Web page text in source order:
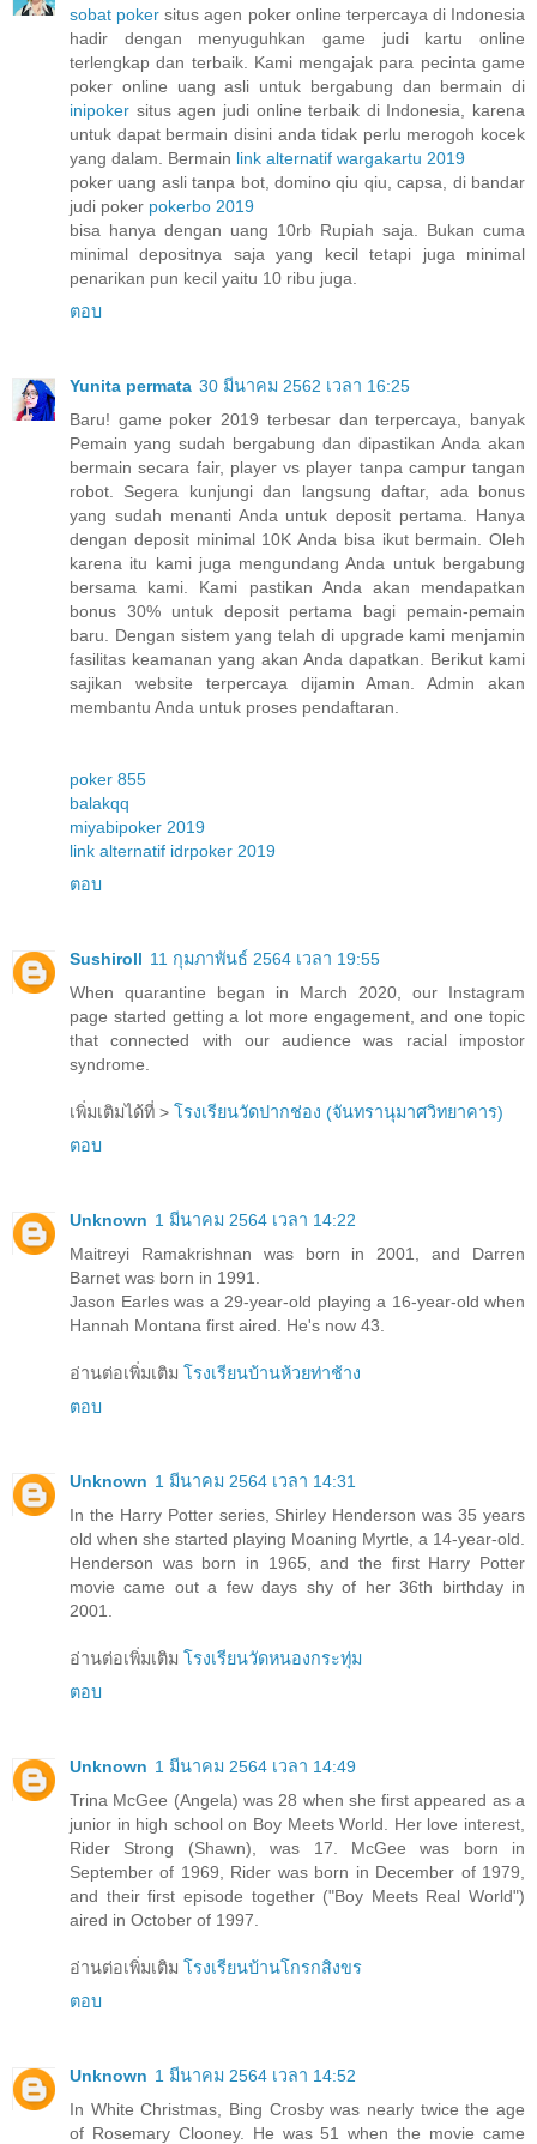
sobat poker situs agen poker online terpercaya di Indonesia
hadir dengan menyuguhkan game judi kartu online
terlengkap dan terbaik. Kami mengajak para pecinta game
poker online uang asli untuk bergabung dan bermain di
inipoker situs agen judi online terbaik di Indonesia, karena
untuk dapat bermain disini anda tidak perlu merogoh kocek
yang dalam. Bermain link alternatif wargakartu 2019
poker uang asli tanpa bot, domino qiu qiu, capsa, di bandar
judi poker pokerbo 2019
bisa hanya dengan uang 10rb Rupiah saja. Bukan cuma
minimal depositnya saja yang kecil tetapi juga minimal
penarikan pun kecil yaitu 10 ribu juga.
ตอบ
Yunita permata 30 มีนาคม 2562 เวลา 16:25
Baru! game poker 2019 terbesar dan terpercaya, banyak
Pemain yang sudah bergabung dan dipastikan Anda akan
bermain secara fair, player vs player tanpa campur tangan
robot. Segera kunjungi dan langsung daftar, ada bonus
yang sudah menanti Anda untuk deposit pertama. Hanya
dengan deposit minimal 10K Anda bisa ikut bermain. Oleh
karena itu kami juga mengundang Anda untuk bergabung
bersama kami. Kami pastikan Anda akan mendapatkan
bonus 30% untuk deposit pertama bagi pemain-pemain
baru. Dengan sistem yang telah di upgrade kami menjamin
fasilitas keamanan yang akan Anda dapatkan. Berikut kami
sajikan website terpercaya dijamin Aman. Admin akan
membantu Anda untuk proses pendaftaran.
poker 855
balakqq
miyabipoker 2019
link alternatif idrpoker 2019
ตอบ
Sushiroll 11 กุมภาพันธ์ 2564 เวลา 19:55
When quarantine began in March 2020, our Instagram
page started getting a lot more engagement, and one topic
that connected with our audience was racial impostor
syndrome.
เพิ่มเติมได้ที่ > โรงเรียนวัดปากช่อง (จันทรานุมาศวิทยาคาร)
ตอบ
Unknown 1 มีนาคม 2564 เวลา 14:22
Maitreyi Ramakrishnan was born in 2001, and Darren
Barnet was born in 1991.
Jason Earles was a 29-year-old playing a 16-year-old when
Hannah Montana first aired. He's now 43.
อ่านต่อเพิ่มเติม โรงเรียนบ้านห้วยท่าช้าง
ตอบ
Unknown 1 มีนาคม 2564 เวลา 14:31
In the Harry Potter series, Shirley Henderson was 35 years
old when she started playing Moaning Myrtle, a 14-year-old.
Henderson was born in 1965, and the first Harry Potter
movie came out a few days shy of her 36th birthday in
2001.
อ่านต่อเพิ่มเติม โรงเรียนวัดหนองกระทุ่ม
ตอบ
Unknown 1 มีนาคม 2564 เวลา 14:49
Trina McGee (Angela) was 28 when she first appeared as a
junior in high school on Boy Meets World. Her love interest,
Rider Strong (Shawn), was 17. McGee was born in
September of 1969, Rider was born in December of 1979,
and their first episode together ("Boy Meets Real World")
aired in October of 1997.
อ่านต่อเพิ่มเติม โรงเรียนบ้านโกรกสิงขร
ตอบ
Unknown 1 มีนาคม 2564 เวลา 14:52
In White Christmas, Bing Crosby was nearly twice the age
of Rosemary Clooney. He was 51 when the movie came